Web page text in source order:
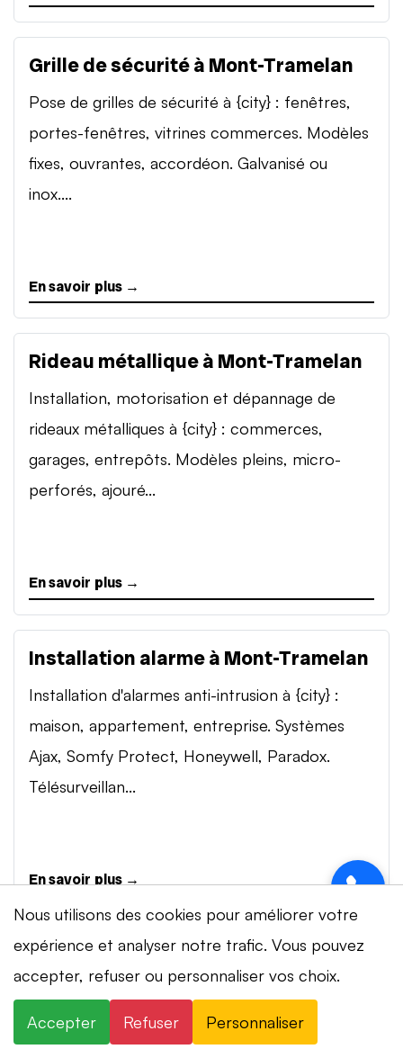
Grille de sécurité à Mont-Tramelan
Pose de grilles de sécurité à {city} : fenêtres,
portes-fenêtres, vitrines commerces. Modèles
fixes, ouvrantes, accordéon. Galvanisé ou
inox....
En savoir plus →
Rideau métallique à Mont-Tramelan
Installation, motorisation et dépannage de
rideaux métalliques à {city} : commerces,
garages, entrepôts. Modèles pleins, micro-
perforés, ajouré...
En savoir plus →
Installation alarme à Mont-Tramelan
Installation d'alarmes anti-intrusion à {city} :
maison, appartement, entreprise. Systèmes
Ajax, Somfy Protect, Honeywell, Paradox.
Télésurveillan...
En savoir plus →
Vidéosurveillance à Mont-Tramelan
Installation de systèmes de vidéosurveillance à
{city} : caméras IP 4K, visionnage smartphone,
Nous utilisons des cookies pour améliorer votre
expérience et analyser notre trafic. Vous pouvez
accepter, refuser ou personnaliser vos choix.
Accepter Refuser Personnaliser
⚡ Intervention en 20 min· 24h/24 · 7j/7 ·
Devis gratuit
+41 78 319 32 82
WhatsApp